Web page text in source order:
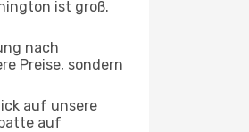
ist groß.
nach
Preise, sondern
auf unsere
auf